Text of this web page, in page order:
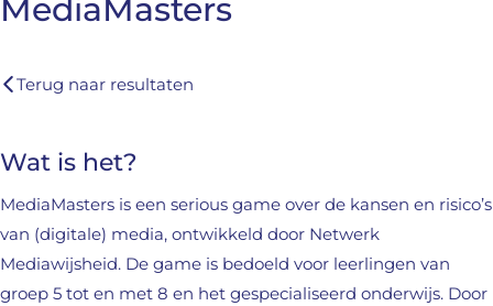
MediaMasters
Terug naar resultaten
Wat is het?
MediaMasters is een serious game over de kansen en risico’s
van (digitale) media, ontwikkeld door Netwerk
Mediawijsheid. De game is bedoeld voor leerlingen van
groep 5 tot en met 8 en het gespecialiseerd onderwijs. Door